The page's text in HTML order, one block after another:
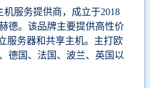
服务提供商，成立于2018
德。该品牌主要提供高性价
服务器和共享主机。主打欧
德国、法国、波兰、英国以